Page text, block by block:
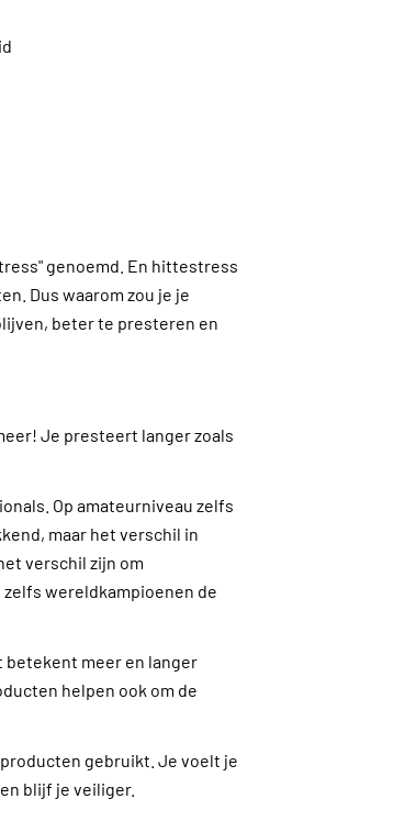
genoemd. En hittestress
Dus waarom zou je je
beter te presteren en
Je presteert langer zoals
Op amateurniveau zelfs
maar het verschil in
verschil zijn om
wereldkampioenen de
betekent meer en langer
helpen ook om de
gebruikt. Je voelt je
blijf je veiliger.